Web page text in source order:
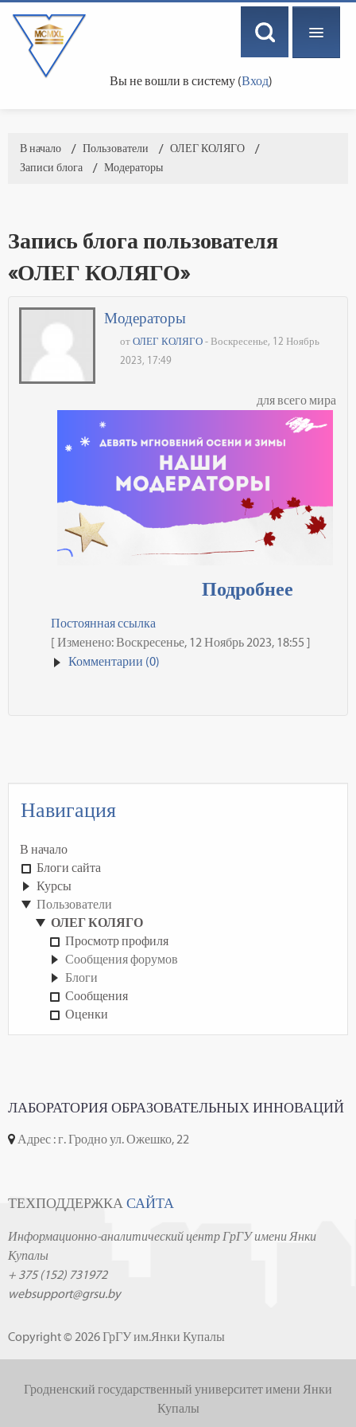
Вы не вошли в систему (Вход)
В начало → Пользователи → ОЛЕГ КОЛЯГО
→
Записи блога
→ Модераторы
Запись блога пользователя
«ОЛЕГ КОЛЯГО»
Модераторы
от ОЛЕГ КОЛЯГО - Воскресенье, 12 Ноябрь
2023, 17:49
для всего мира
Подробнее
Постоянная ссылка
[ Изменено: Воскресенье, 12 Ноябрь 2023, 18:55 ]
Комментарии (0)
Навигация
В начало
Блоги сайта
Курсы
Пользователи
ОЛЕГ КОЛЯГО
Просмотр профиля
Сообщения форумов
Блоги
Сообщения
Оценки
ЛАБОРАТОРИЯ ОБРАЗОВАТЕЛЬНЫХ ИННОВАЦИЙ
Адрес : г. Гродно ул. Ожешко, 22
ТЕХПОДДЕРЖКА САЙТА
Информационно-аналитический центр ГрГУ имени Янки
Купалы
+ 375 (152) 731972
websupport@grsu.by
Copyright © 2026 ГрГУ им.Янки Купалы
Гродненский государственный университет имени Янки
Купалы